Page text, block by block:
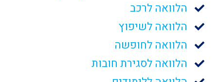
הלוואה לרכב
הלוואה לשיפוץ
הלוואה לחופשה
הלוואה לסגירת חובות